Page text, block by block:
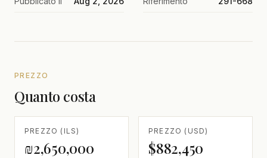
PREZZO
Quanto costa
PREZZO (ILS)
₪2,650,000
PREZZO (USD)
$882,450